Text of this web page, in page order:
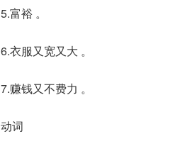
5.富裕 。
6.衣服又宽又大 。
7.赚钱又不费力 。
动词